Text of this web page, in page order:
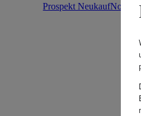
Prospekt NeukaufNord